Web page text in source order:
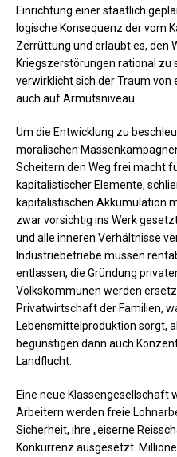
Einrichtung einer staatlich
logische Konsequenz der vom
Zerrüttung und erlaubt es, den
Kriegszerstörungen rational zu
verwirklicht sich der Traum von
auch auf Armutsniveau.
Um die Entwicklung zu
moralischen
Scheitern den Weg frei macht
kapitalistischer Elemente,
kapitalistischen Akkumulation
zwar vorsichtig ins Werk
und alle inneren Verhältnisse
Industriebetriebe müssen
entlassen, die Gründung
Volkskommunen werden
Privatwirtschaft der Familien,
Lebensmittelproduktion sorgt,
begünstigen dann auch
Landflucht.
Eine neue Klassengesellschaft
Arbeitern werden freie
Sicherheit, ihre „eiserne
Konkurrenz ausgesetzt.